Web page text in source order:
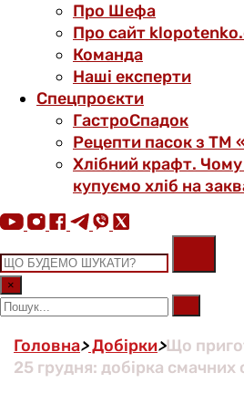
Про Шефа
Про сайт
Команда
Наші експерти
Спецпроєкти
ГастроСпадок
Рецепти пасок з ТМ
Хлібний крафт.
купуємо хліб на
×
Головна>Добірки>Що
25 грудня: добірка смачних